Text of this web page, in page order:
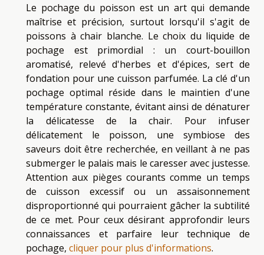
Le pochage du poisson est un art qui demande
maîtrise et précision, surtout lorsqu'il s'agit de
poissons à chair blanche. Le choix du liquide de
pochage est primordial : un court-bouillon
aromatisé, relevé d'herbes et d'épices, sert de
fondation pour une cuisson parfumée. La clé d'un
pochage optimal réside dans le maintien d'une
température constante, évitant ainsi de dénaturer
la délicatesse de la chair. Pour infuser
délicatement le poisson, une symbiose des
saveurs doit être recherchée, en veillant à ne pas
submerger le palais mais le caresser avec justesse.
Attention aux pièges courants comme un temps
de cuisson excessif ou un assaisonnement
disproportionné qui pourraient gâcher la subtilité
de ce met. Pour ceux désirant approfondir leurs
connaissances et parfaire leur technique de
pochage, cliquer pour plus d'informations.